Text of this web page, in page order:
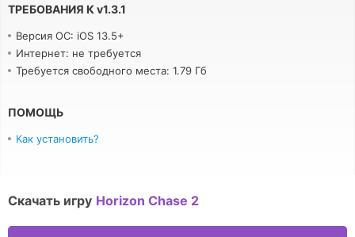
ТРЕБОВАНИЯ К v1.3.1
Версия ОС: iOS 13.5+
Интернет: не требуется
Требуется свободного места: 1.79 Гб
ПОМОЩЬ
Как установить?
Скачать игру Horizon Chase 2